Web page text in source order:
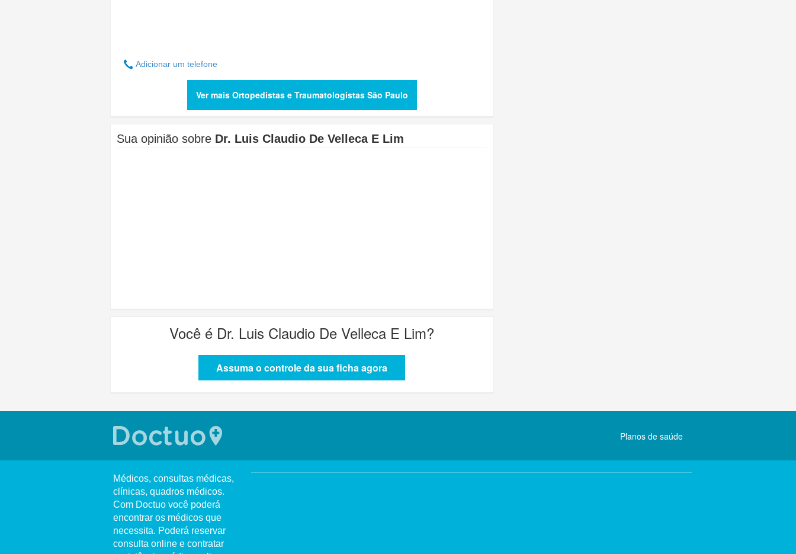
Adicionar um telefone
Ver mais Ortopedistas e Traumatologistas São Paulo
Sua opinião sobre Dr. Luis Claudio De Velleca E Lim
Você é Dr. Luis Claudio De Velleca E Lim?
Assuma o controle da sua ficha agora
Planos de saúde
Médicos, consultas médicas,
clínicas, quadros médicos.
Com Doctuo você poderá
encontrar os médicos que
necessita. Poderá reservar
consulta online e contratar